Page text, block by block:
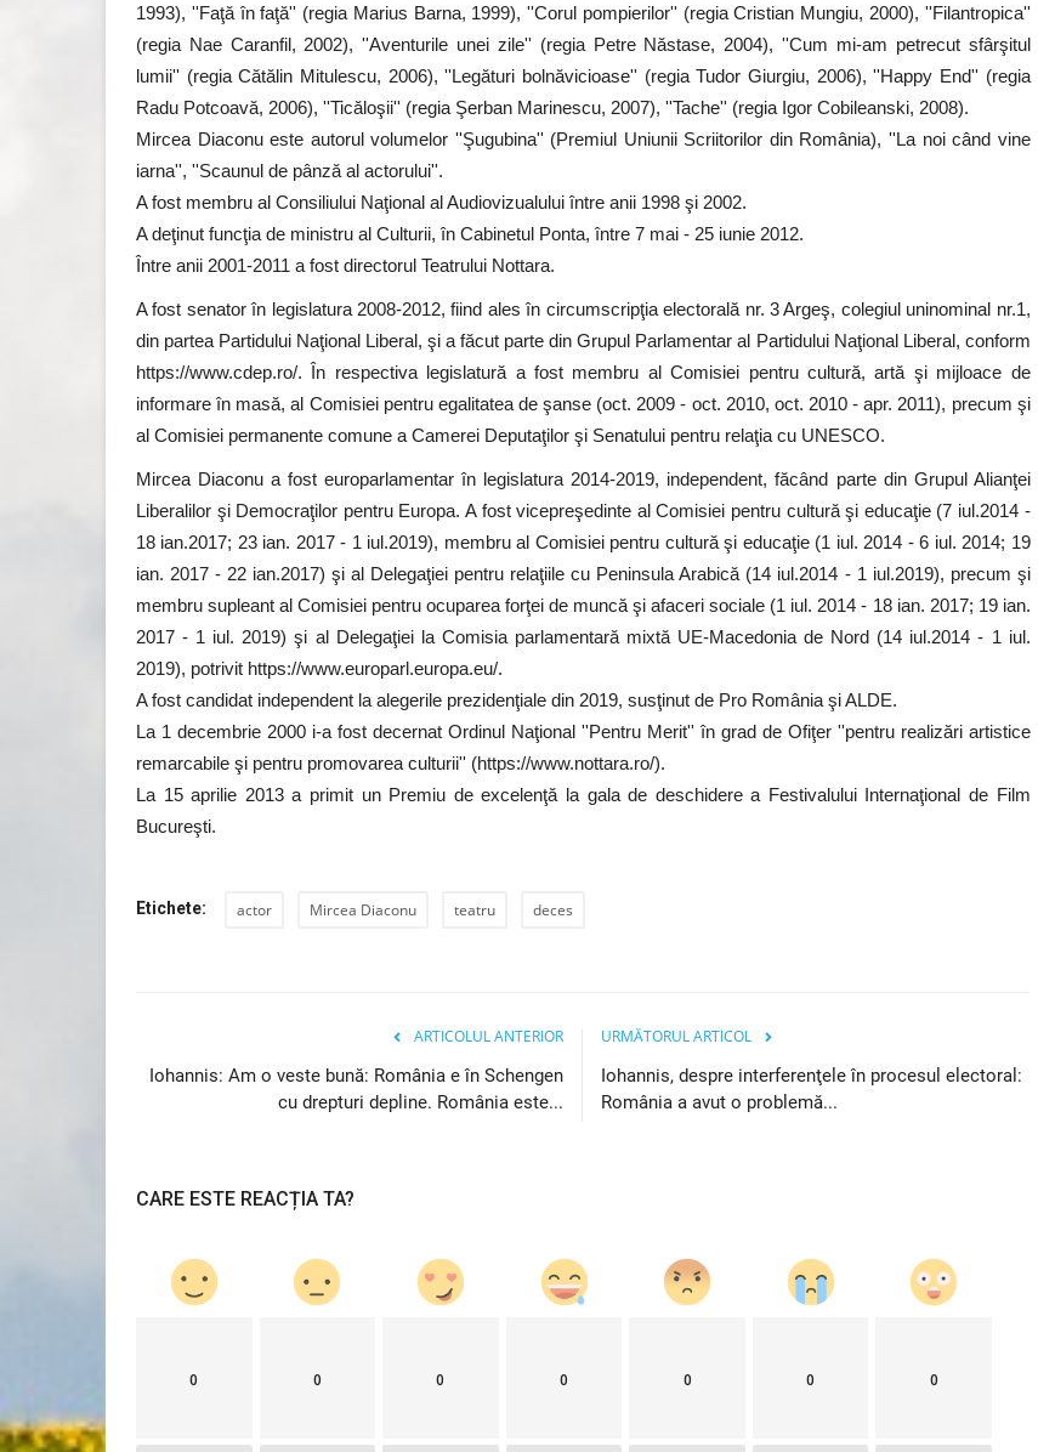
1993), ''Faţă în faţă'' (regia Marius Barna, 1999), ''Corul pompierilor'' (regia Cristian Mungiu, 2000), ''Filantropica''
(regia Nae Caranfil, 2002), ''Aventurile unei zile'' (regia Petre Năstase, 2004), ''Cum mi-am petrecut sfârşitul
lumii'' (regia Cătălin Mitulescu, 2006), ''Legături bolnăvicioase'' (regia Tudor Giurgiu, 2006), ''Happy End'' (regia
Radu Potcoavă, 2006), ''Ticăloşii'' (regia Şerban Marinescu, 2007), ''Tache'' (regia Igor Cobileanski, 2008).
Mircea Diaconu este autorul volumelor ''Şugubina'' (Premiul Uniunii Scriitorilor din România), ''La noi când vine
iarna'', ''Scaunul de pânză al actorului''.
A fost membru al Consiliului Naţional al Audiovizualului între anii 1998 şi 2002.
A deţinut funcţia de ministru al Culturii, în Cabinetul Ponta, între 7 mai - 25 iunie 2012.
Între anii 2001-2011 a fost directorul Teatrului Nottara.
A fost senator în legislatura 2008-2012, fiind ales în circumscripţia electorală nr. 3 Argeş, colegiul uninominal nr.1,
din partea Partidului Naţional Liberal, şi a făcut parte din Grupul Parlamentar al Partidului Naţional Liberal, conform
https://www.cdep.ro/. În respectiva legislatură a fost membru al Comisiei pentru cultură, artă şi mijloace de
informare în masă, al Comisiei pentru egalitatea de şanse (oct. 2009 - oct. 2010, oct. 2010 - apr. 2011), precum şi
al Comisiei permanente comune a Camerei Deputaţilor şi Senatului pentru relaţia cu UNESCO.
Mircea Diaconu a fost europarlamentar în legislatura 2014-2019, independent, făcând parte din Grupul Alianţei
Liberalilor şi Democraţilor pentru Europa. A fost vicepreşedinte al Comisiei pentru cultură şi educaţie (7 iul.2014 -
18 ian.2017; 23 ian. 2017 - 1 iul.2019), membru al Comisiei pentru cultură şi educaţie (1 iul. 2014 - 6 iul. 2014; 19
ian. 2017 - 22 ian.2017) şi al Delegaţiei pentru relaţiile cu Peninsula Arabică (14 iul.2014 - 1 iul.2019), precum şi
membru supleant al Comisiei pentru ocuparea forţei de muncă şi afaceri sociale (1 iul. 2014 - 18 ian. 2017; 19 ian.
2017 - 1 iul. 2019) şi al Delegaţiei la Comisia parlamentară mixtă UE-Macedonia de Nord (14 iul.2014 - 1 iul.
2019), potrivit https://www.europarl.europa.eu/.
A fost candidat independent la alegerile prezidenţiale din 2019, susţinut de Pro România şi ALDE.
La 1 decembrie 2000 i-a fost decernat Ordinul Naţional ''Pentru Merit'' în grad de Ofiţer ''pentru realizări artistice
remarcabile şi pentru promovarea culturii'' (https://www.nottara.ro/).
La 15 aprilie 2013 a primit un Premiu de excelenţă la gala de deschidere a Festivalului Internaţional de Film
Bucureşti.
Etichete: actor Mircea Diaconu teatru deces
ARTICOLUL ANTERIOR
Iohannis: Am o veste bună: România e în Schengen
cu drepturi depline. România este...
URMĂTORUL ARTICOL
Iohannis, despre interferenţele în procesul electoral:
România a avut o problemă...
CARE ESTE REACȚIA TA?
0 0 0 0 0 0 0
Proba scrisă la Matematică și Istorie de la Bacalaureat 2026
a fost amânată cu o...
Institutul Naţional de Sănătate Publică (INSP) a informat,
marţi, că, în perioada...